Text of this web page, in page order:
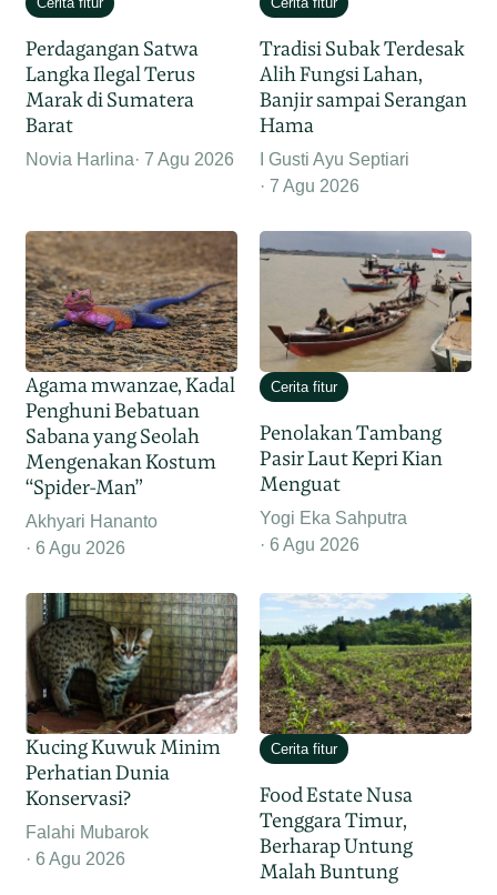
Perdagangan Satwa
Langka Ilegal Terus
Marak di Sumatera
Barat
Novia Harlina 7 Agu 2026
Tradisi Subak Terdesak
Alih Fungsi Lahan,
Banjir sampai Serangan
Hama
I Gusti Ayu Septiari
7 Agu 2026
Agama mwanzae, Kadal
Penghuni Bebatuan
Sabana yang Seolah
Mengenakan Kostum
“Spider-Man”
Akhyari Hananto
6 Agu 2026
Cerita fitur
Penolakan Tambang
Pasir Laut Kepri Kian
Menguat
Yogi Eka Sahputra
6 Agu 2026
Kucing Kuwuk Minim
Perhatian Dunia
Konservasi?
Falahi Mubarok
6 Agu 2026
Cerita fitur
Food Estate Nusa
Tenggara Timur,
Berharap Untung
Malah Buntung